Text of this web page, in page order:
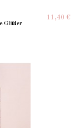
Glitter
11,40 €